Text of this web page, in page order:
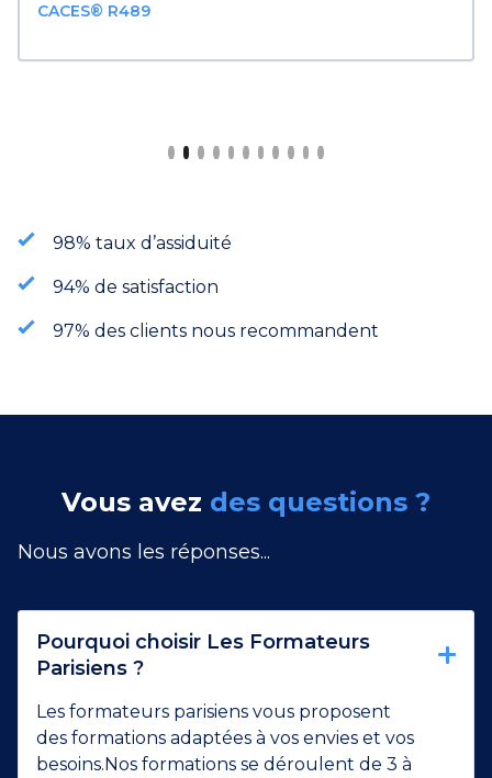
CACES® R489
98% taux d’assiduité
94% de satisfaction
97% des clients nous recommandent
Vous avez des questions ?
Nous avons les réponses...
Pourquoi choisir Les Formateurs
Parisiens ?
Les formateurs parisiens vous proposent
des formations adaptées à vos envies et vos
besoins.Nos formations se déroulent de 3 à